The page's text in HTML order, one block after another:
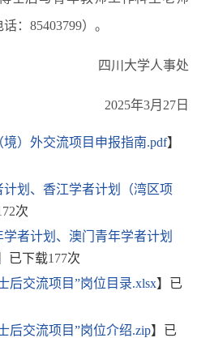
：85403799）。
四川大学人事处
2025年3月27日
境）外交流项目申报指南.pdf】
计划、香江学者计划（湾区项
次
学者计划、澳门青年学者计划
已下载177次
后交流项目”岗位目录.xlsx】已
后交流项目”岗位介绍.zip】已